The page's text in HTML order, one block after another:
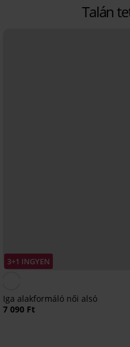
Talán
3+1 INGYEN
Iga alakformáló női alsó
7 090 Ft